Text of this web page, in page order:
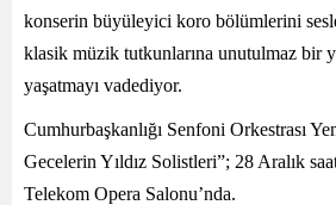
konserin büyüleyici koro bölümlerini
klasik müzik tutkunlarına unutulmaz bir
yaşatmayı vadediyor.
Cumhurbaşkanlığı Senfoni Orkestrası
Gecelerin Yıldız Solistleri”; 28 Aralık
Telekom Opera Salonu’nda.